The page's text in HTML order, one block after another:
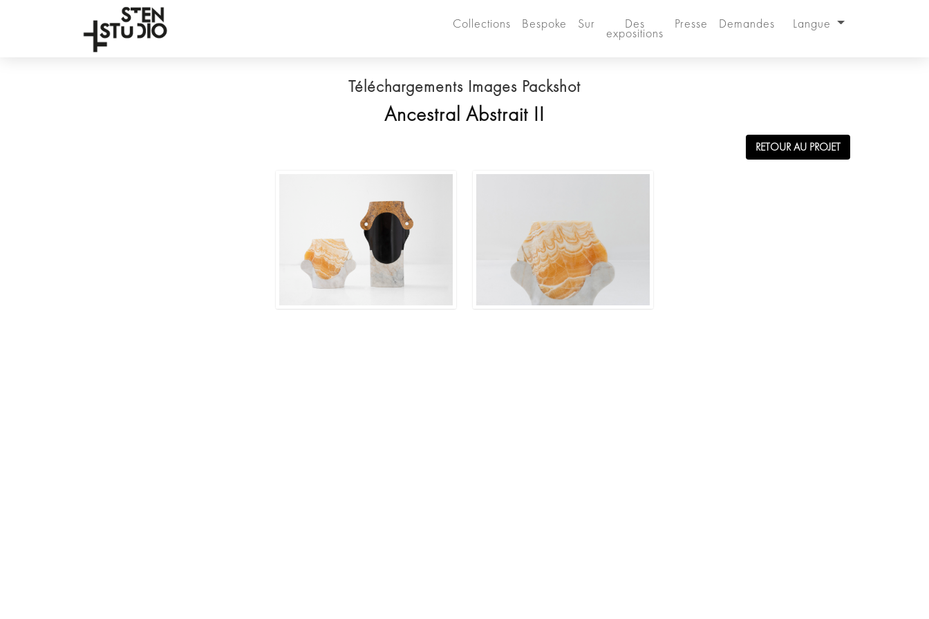
Collections Bespoke Sur Des
expositions
Presse Demandes Langue
Téléchargements Images Packshot
Ancestral Abstrait II
RETOUR AU PROJET